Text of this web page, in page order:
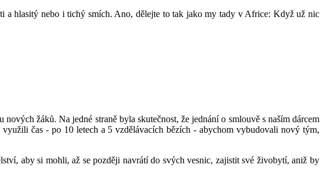
a hlasitý nebo i tichý smích. Ano, dělejte to tak jako my tady v Africe: Když už nic
žáků. Na jedné straně byla skutečnost, že jednání o smlouvě s naším dárcem
čas - po 10 letech a 5 vzdělávacích bězích - abychom vybudovali nový tým,
aby si mohli, až se později navrátí do svých vesnic, zajistit své živobytí, aniž by